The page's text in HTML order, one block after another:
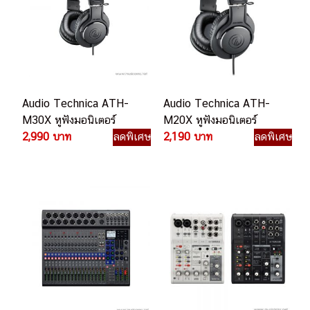
Audio Technica ATH-
M30X หูฟังมอนิเตอร์
2,990 บาท
ลดพิเศษ
Audio Technica ATH-
M20X หูฟังมอนิเตอร์
2,190 บาท
ลดพิเศษ